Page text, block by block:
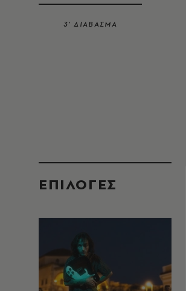
3’ ΔΙΑΒΑΣΜΑ
EΠΙΛΟΓΈΣ